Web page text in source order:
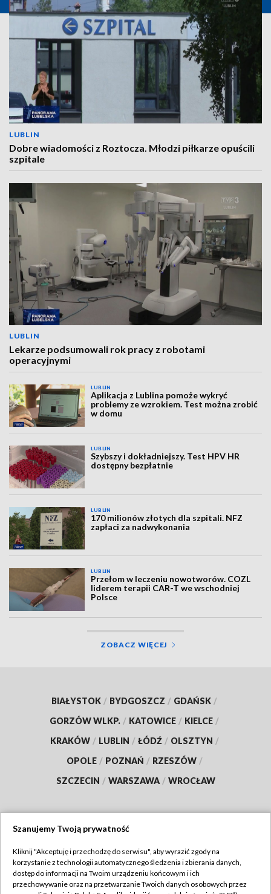
LUBLIN
Dobre wiadomości z Roztocza. Młodzi piłkarze opuścili
szpitale
LUBLIN
Lekarze podsumowali rok pracy z robotami
operacyjnymi
LUBLIN
Aplikacja z Lublina pomoże wykryć
problemy ze wzrokiem. Test można zrobić
w domu
LUBLIN
Szybszy i dokładniejszy. Test HPV HR
dostępny bezpłatnie
LUBLIN
170 milionów złotych dla szpitali. NFZ
zapłaci za nadwykonania
LUBLIN
Przełom w leczeniu nowotworów. COZL
liderem terapii CAR-T we wschodniej
Polsce
ZOBACZ WIĘCEJ
BIAŁYSTOK / BYDGOSZCZ / GDAŃSK /
GORZÓW WLKP. / KATOWICE / KIELCE /
KRAKÓW / LUBLIN / ŁÓDŹ / OLSZTYN /
OPOLE / POZNAŃ / RZESZÓW /
SZCZECIN / WARSZAWA / WROCŁAW
TVP
Abonament TVP
Regulamin TVP
Szanujemy Twoją prywatność
Kliknij "Akceptuję i przechodzę do serwisu", aby wyrazić zgody na
korzystanie z technologii automatycznego śledzenia i zbierania danych,
dostęp do informacji na Twoim urządzeniu końcowym i ich
przechowywanie oraz na przetwarzanie Twoich danych osobowych przez